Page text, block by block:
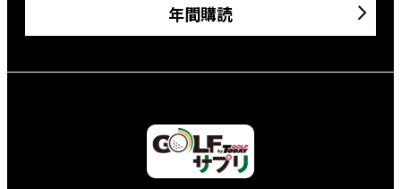
年間購読